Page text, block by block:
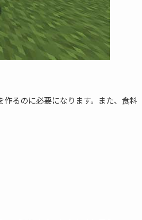
るのに必要になります。また、食料